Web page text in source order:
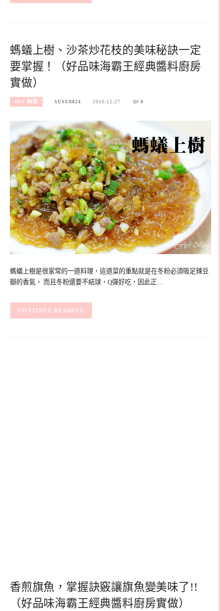
螞蟻上樹、沙茶炒花枝的美味秘訣一定
要掌握！（好品味海霸王經典醬料廚房
實做）
DIY 料理 SUSU8824 2016-12-27 0
螞蟻上樹是很家常的一道料理，這道菜的重點就是在冬粉必須吸足辣豆
瓣的香氣， 而且冬粉還要不結球，Q彈好吃，因此正…
CONTINUE READING
香煎旗魚，掌握訣竅讓旗魚變美味了!!
（好品味海霸王經典醬料廚房實做）